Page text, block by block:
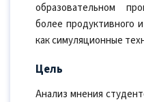
образовательном
более продуктивного
как симуляционные
Цель
Анализ мнения